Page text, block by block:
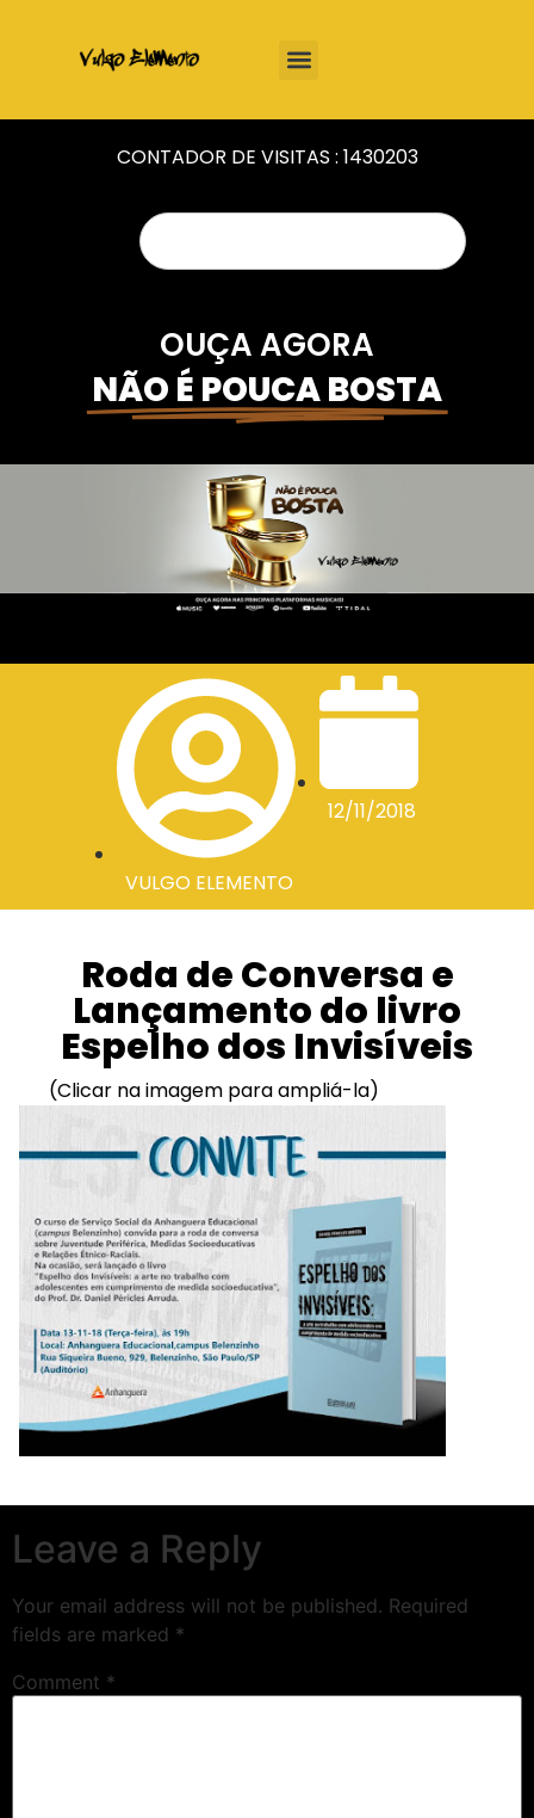
CONTADOR DE VISITAS : 1430203
OUÇA AGORA
NÃO É POUCA BOSTA
VULGO ELEMENTO
12/11/2018
Roda de Conversa e
Lançamento do livro
Espelho dos Invisíveis
(Clicar na imagem para ampliá-la)
Leave a Reply
Your email address will not be published. Required
fields are marked *
Comment *